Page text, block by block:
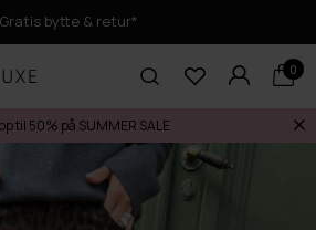
Gratis bytte & retur*
0
til 50% på SUMMER SALE